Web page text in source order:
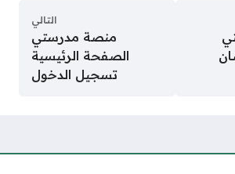
التالي
منصة مدرستي
الصفحة الرئيسية
تسجيل الدخول